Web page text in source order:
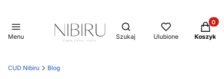
Menu
Otwórz wyszukiwarkę
Szukaj Ulubione Koszyk
CUD Nibiru Blog